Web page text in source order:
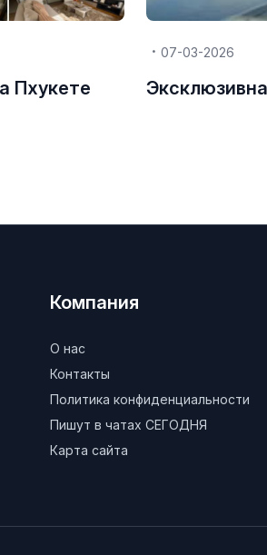
Пхукете
07-03-2026
Компания
О нас
Контакты
Политика конфиденциальности
Пишут в чатах СЕГОДНЯ
Карта сайта